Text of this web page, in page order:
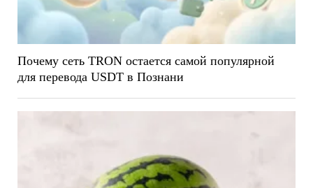
Почему сеть TRON остается самой популярной
для перевода USDT в Познани